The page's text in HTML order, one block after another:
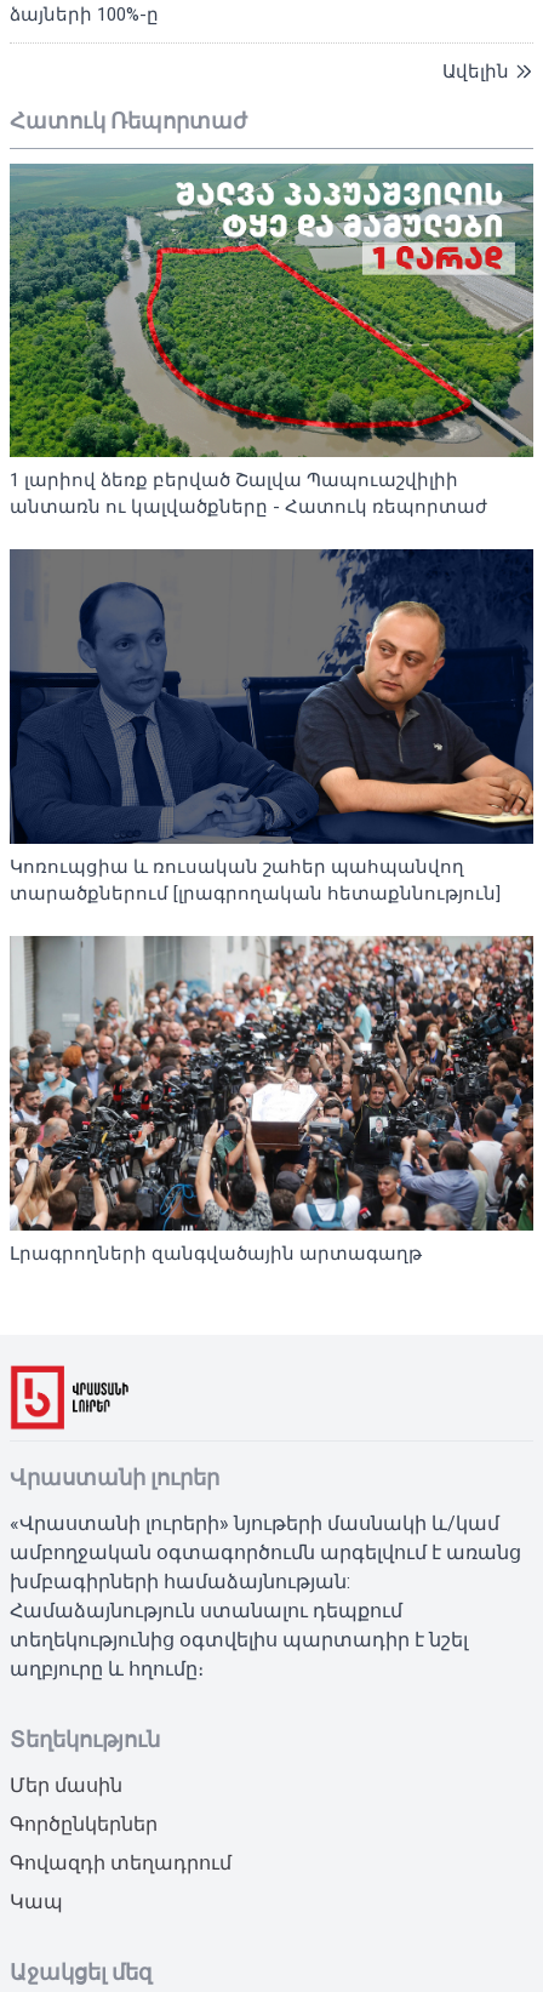
ձայների 100%-ը
Ավելին
Հատուկ Ռեպորտաժ
1 լարիով ձեռք բերված Շալվա Պապուաշվիլիի
անտառն ու կալվածքները - Հատուկ ռեպորտաժ
Կոռուպցիա և ռուսական շահեր պահպանվող
տարածքներում [լրագրողական հետաքննություն]
Լրագրողների զանգվածային արտագաղթ
Վրաստանի լուրեր
«Վրաստանի լուրերի» նյութերի մասնակի և/կամ
ամբողջական օգտագործումն արգելվում է առանց
խմբագիրների համաձայնության:
Համաձայնություն ստանալու դեպքում
տեղեկությունից օգտվելիս պարտադիր է նշել
աղբյուրը և հղումը։
Տեղեկություն
Մեր մասին
Գործընկերներ
Գովազդի տեղադրում
Կապ
Աջակցել մեզ